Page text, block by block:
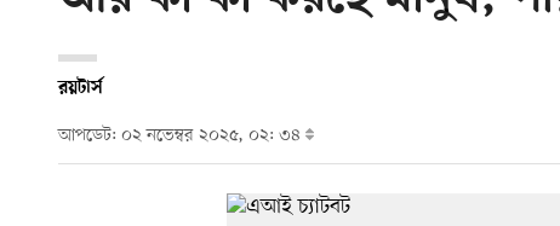
রয়টার্স
আপডেট: ০২ নভেম্বর ২০২৫, ০২: ৩৪